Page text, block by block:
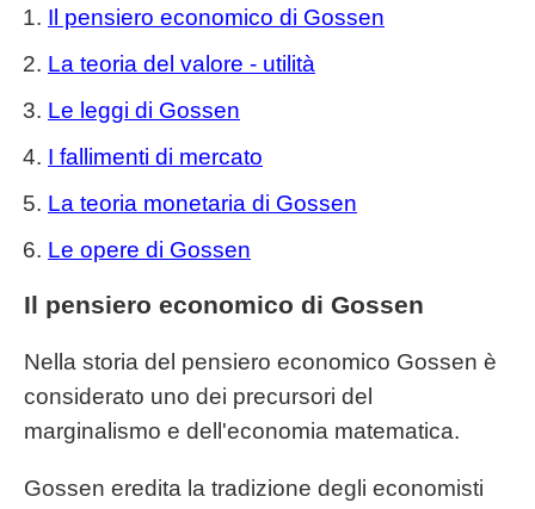
Il pensiero economico di Gossen
La teoria del valore - utilità
Le leggi di Gossen
I fallimenti di mercato
La teoria monetaria di Gossen
Le opere di Gossen
Il pensiero economico di Gossen
Nella storia del pensiero economico Gossen è
considerato uno dei precursori del
marginalismo e dell'economia matematica.
Gossen eredita la tradizione degli economisti